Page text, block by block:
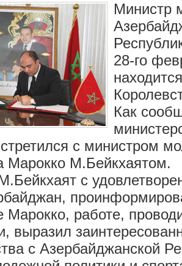
Министр
28-го
Как
с министром
Марокко М.Бейкхаятом.
с
Марокко, работе,
выразил
с Азербайджанской